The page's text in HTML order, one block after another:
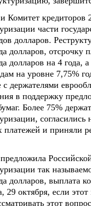
Комитет кредиторов
части
долларов.
долларов, отсрочку
долларов на 4 года,
на уровне 7,75%
с держателями
в поддержку
Более 75%
платежей и приняли
так
долларов, выплата
29 октября, если
этот